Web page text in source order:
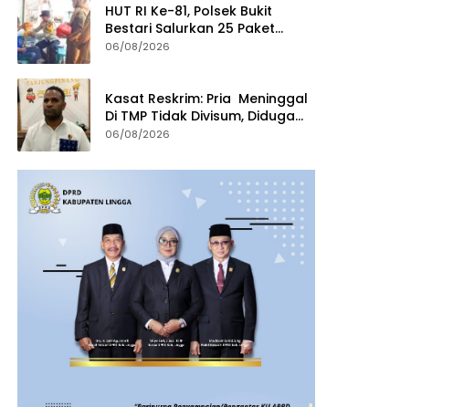
HUT RI Ke-81, Polsek Bukit
Bestari Salurkan 25 Paket
Bansos Untuk Warga di
06/08/2026
Kasat Reskrim: Pria Meninggal
Di TMP Tidak Divisum, Diduga
Sakit Jantung
06/08/2026